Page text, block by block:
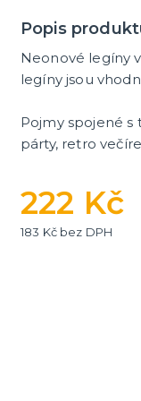
Popis
Neonové legíny
legíny jsou
Pojmy spojené
párty, retro
222 Kč
183 Kč bez DPH